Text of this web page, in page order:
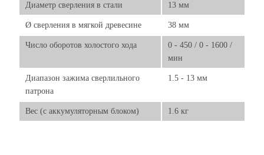
Диаметр сверления в стали 13 мм
Ø сверления в мягкой древесине 38 мм
Число оборотов холостого хода
0 - 450 / 0 - 1600 /
мин
Диапазон зажима сверлильного
патрона
1.5 - 13 мм
Вес (с аккумуляторным блоком) 1.6 кг